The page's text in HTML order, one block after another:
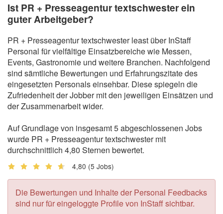
Ist PR + Presseagentur textschwester ein
guter Arbeitgeber?
PR + Presseagentur textschwester least über InStaff
Personal für vielfältige Einsatzbereiche wie Messen,
Events, Gastronomie und weitere Branchen. Nachfolgend
sind sämtliche Bewertungen und Erfahrungszitate des
eingesetzten Personals einsehbar. Diese spiegeln die
Zufriedenheit der Jobber mit den jeweiligen Einsätzen und
der Zusammenarbeit wider.
Auf Grundlage von insgesamt 5 abgeschlossenen Jobs
wurde PR + Presseagentur textschwester mit
durchschnittlich 4,80 Sternen bewertet.
4,80 (5 Jobs)
Die Bewertungen und Inhalte der Personal Feedbacks
sind nur für eingeloggte Profile von InStaff sichtbar.